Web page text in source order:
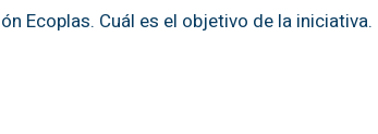
Ecoplas. Cuál es el objetivo de la iniciativa.